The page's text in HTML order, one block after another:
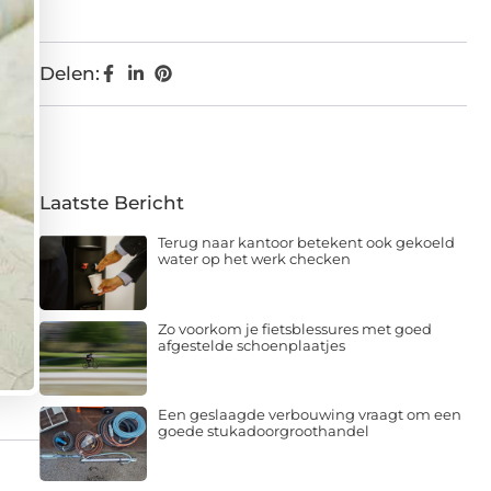
Delen:
Laatste Bericht
Terug naar kantoor betekent ook gekoeld
water op het werk checken
Zo voorkom je fietsblessures met goed
afgestelde schoenplaatjes
Een geslaagde verbouwing vraagt om een
goede stukadoorgroothandel